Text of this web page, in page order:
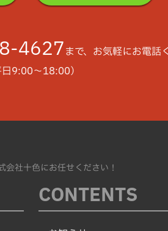
4627まで、お気軽にお電話
日9:00〜18:00）
社十色にお任せください！
CONTENTS